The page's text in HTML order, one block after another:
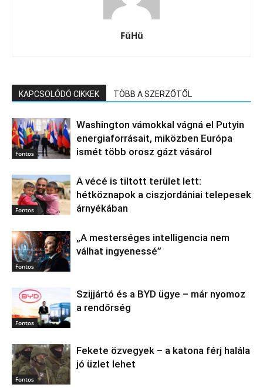
FüHü
KAPCSOLÓDÓ CIKKEK TÖBB A SZERZŐTŐL
Fontos
Washington vámokkal vágná el Putyin
energiaforrásait, miközben Európa
ismét több orosz gázt vásárol
Fontos
A vécé is tiltott terület lett:
hétköznapok a ciszjordániai telepesek
árnyékában
Fontos
„A mesterséges intelligencia nem
válhat ingyenessé”
Fontos
Szijjártó és a BYD ügye – már nyomoz
a rendőrség
Fontos
Fekete özvegyek – a katona férj halála
jó üzlet lehet